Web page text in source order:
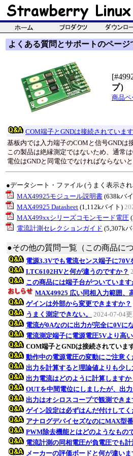
よくある質問とサポートのページ
プ）
商品ペ
COM端子とGNDは接続されていま
基板内では入力端子のCOMと信号GNDは
この製品は絶縁測定ではないため、通常
電位はGNDと同電位でなければならない
●データシート・ファイル (うまく表示さ
MAX49925モジュール説明書 (638kバ
MAX49925 Datasheet (1,112kバイト)
MAX499xxシリーズコモンモード電圧
電流計測セレクションガイド (5,307k
●その他の質問一覧（この商品につ
電源3.3Vでも電流センス端子に70V
LTC6102HVと何が違うのですか？
この商品には端子台がついています
MAX49925 広い同相入力範囲、
ゲインは外部から変更できますか？
うまく測定できない。
2024-07-04
電流が0Aなのに出力が完全に0Vに
電流測定端子に電源電圧5Vより高
COM端子とGNDは接続されていま
動作中の電源電圧の変動にご注意く
出力を計算すると理論値よりも少し
出力電流はどのように計算しますか
OUTを中間電位にしましたが、出力
出力はオシロスコープで観測できま
ゲイン設定は必ずはんだ付けしてく
アナログデバイセズなのにMAX型
PWM除去機能とはどのようなもの
電流計測の同相電圧が負電圧でも計
メーカーの評価ボードと何が違いま